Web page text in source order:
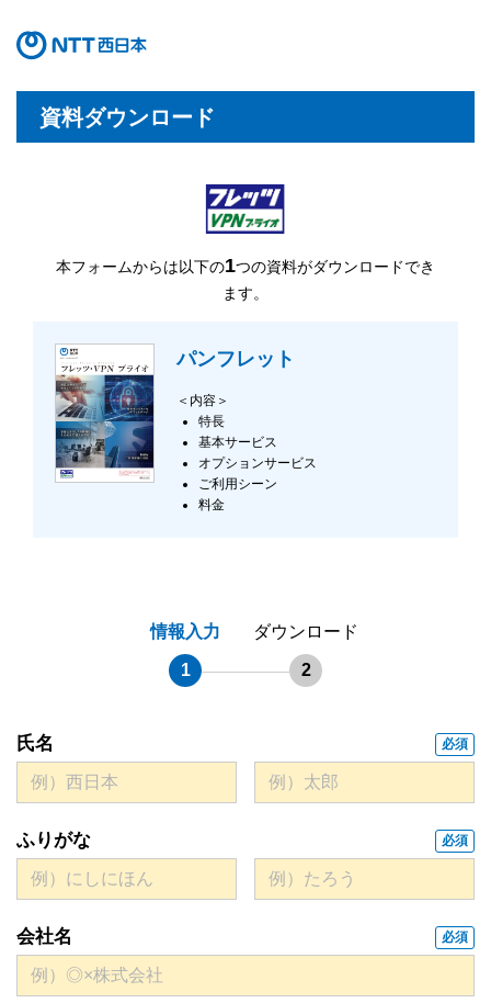
資料ダウンロード
本フォームからは以下の1つの資料がダウンロードでき
ます。
パンフレット
＜内容＞
特長
基本サービス
オプションサービス
ご利用シーン
料金
情報入力
1
ダウンロード
2
氏名 必須
ふりがな 必須
会社名 必須